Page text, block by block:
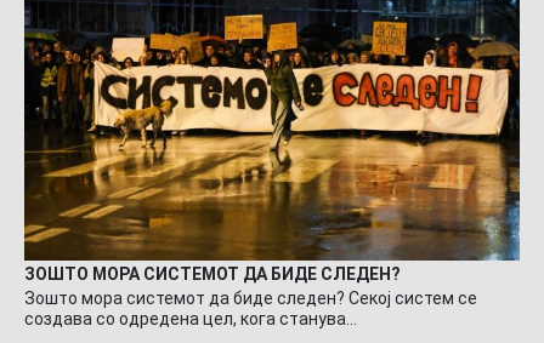
ЗОШТО МОРА СИСТЕМОТ ДА БИДЕ СЛЕДЕН?
Зошто мора системот да биде следен? Секој систем се
создава со одредена цел, кога станува…